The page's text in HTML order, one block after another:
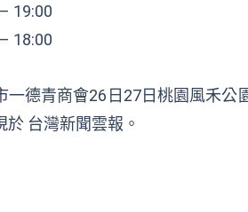
19:00
18:00
一德青商會26日27日桃園風禾公
於 台灣新聞雲報 。